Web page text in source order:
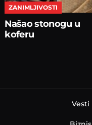
ZANIMLJIVOSTI
Našao stonogu u
koferu
Vesti